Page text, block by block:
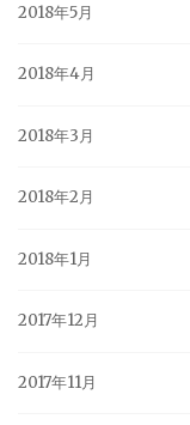
2018年5月
2018年4月
2018年3月
2018年2月
2018年1月
2017年12月
2017年11月